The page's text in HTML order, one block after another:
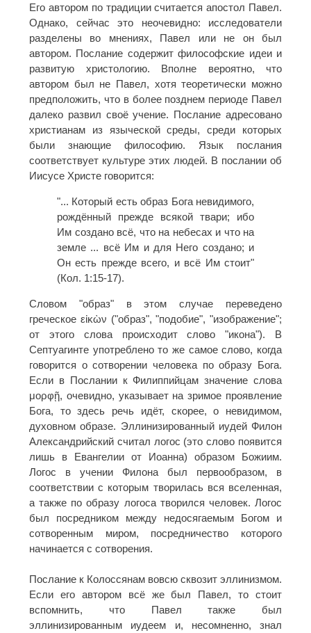
Его автором по традиции считается апостол Павел.
Однако, сейчас это неочевидно: исследователи
разделены во мнениях, Павел или не он был
автором. Послание содержит философские идеи и
развитую христологию. Вполне вероятно, что
автором был не Павел, хотя теоретически можно
предположить, что в более позднем периоде Павел
далеко развил своё учение. Послание адресовано
христианам из языческой среды, среди которых
были знающие философию. Язык послания
соответствует культуре этих людей. В послании об
Иисусе Христе говорится:
"... Который есть образ Бога невидимого,
рождённый прежде всякой твари; ибо
Им создано всё, что на небесах и что на
земле ... всё Им и для Него создано; и
Он есть прежде всего, и всё Им стоит"
(Кол. 1:15-17).
Словом "образ" в этом случае переведено
греческое εἰκὼν ("образ", "подобие", "изображение";
от этого слова происходит слово "икона"). В
Септуагинте употреблено то же самое слово, когда
говорится о сотворении человека по образу Бога.
Если в Послании к Филиппийцам значение слова
μορφῇ, очевидно, указывает на зримое проявление
Бога, то здесь речь идёт, скорее, о невидимом,
духовном образе. Эллинизированный иудей Филон
Александрийский считал логос (это слово появится
лишь в Евангелии от Иоанна) образом Божиим.
Логос в учении Филона был первообразом, в
соответствии с которым творилась вся вселенная,
а также по образу логоса творился человек. Логос
был посредником между недосягаемым Богом и
сотворенным миром, посредничество которого
начинается с сотворения.
Послание к Колоссянам вовсю сквозит эллинизмом.
Если его автором всё же был Павел, то стоит
вспомнить, что Павел также был
эллинизированным иудеем и, несомненно, знал